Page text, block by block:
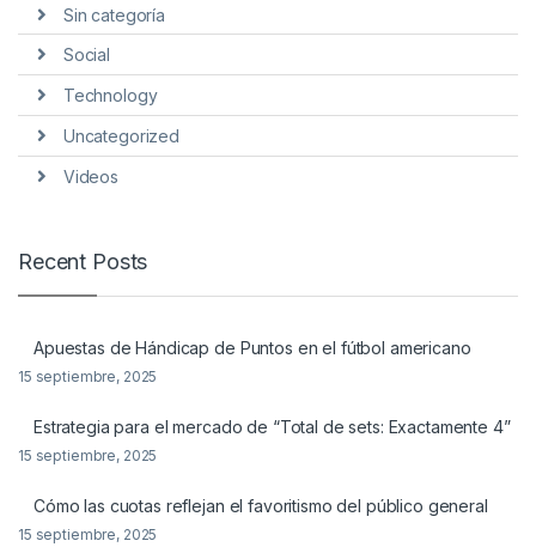
Sin categoría
Social
Technology
Uncategorized
Videos
Recent Posts
Apuestas de Hándicap de Puntos en el fútbol americano
15 septiembre, 2025
Estrategia para el mercado de “Total de sets: Exactamente 4”
15 septiembre, 2025
Cómo las cuotas reflejan el favoritismo del público general
15 septiembre, 2025